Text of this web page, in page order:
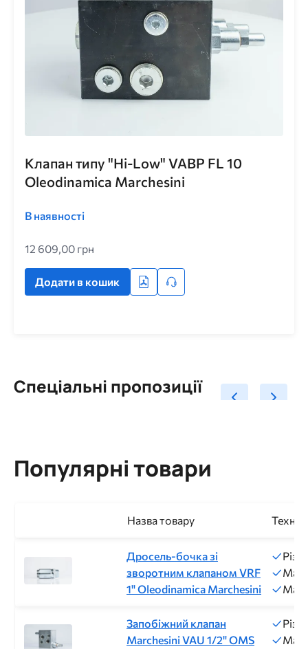
Клапан типу "Hi-Low" VABP FL 10
Oleodinamica Marchesini
В наявності
12 609,00 грн
Додати в кошик
Спеціальні пропозиції
Популярні товари
Назва товару
Дросель-бочка зі
зворотним клапаном VRF
1" Oleodinamica Marchesini
Запобіжний клапан
Marchesini VAU 1/2" OMS